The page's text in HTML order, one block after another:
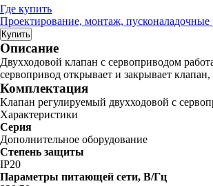
Где купить
Проектирование, монтаж, пусконаладочные
Купить
Описание
Двухходовой клапан с сервоприводом
сервопривод открывает и закрывает
Комплектация
Клапан регулируемый двухходовой с
Характеристики
Серия
Дополнительное оборудование
Степень защиты
IP20
Параметры питающей сети, В/Гц